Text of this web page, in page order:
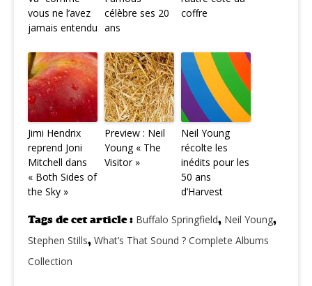
vous ne l’avez
jamais entendu
célèbre ses 20
ans
coffre
Jimi Hendrix
reprend Joni
Mitchell dans
« Both Sides of
the Sky »
Preview : Neil
Young « The
Visitor »
Neil Young
récolte les
inédits pour les
50 ans
d’Harvest
Tags de cet article : Buffalo Springfield, Neil Young,
Stephen Stills, What’s That Sound ? Complete Albums
Collection